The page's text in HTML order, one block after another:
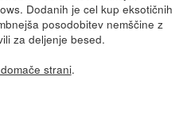
Dodanih je cel kup eksotičnih
posodobitev nemščine z
za deljenje besed.
strani.